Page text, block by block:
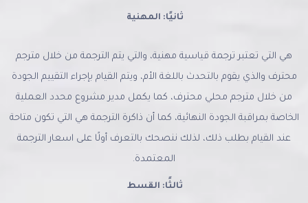
ثانيًا: المهنية
هي التي تعتبر ترجمة قياسية مهنية، والتي يتم الترجمة من خلال مترجم
محترف والذي يقوم بالتحدث باللغة الأم، ويتم القيام بإجراء التقييم الجودة
من خلال مترجم محلي محترف، كما يكمل مدير مشروع محدد العملية
الخاصة بمراقبة الجودة النهائية، كما أن ذاكرة الترجمة هي التي تكون متاحة
عند القيام بطلب ذلك، لذلك ننصحك بالتعرف أولًا على اسعار الترجمة
المعتمدة.
ثالثًا: القسط